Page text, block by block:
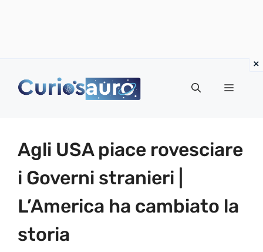
Menu
Agli USA piace rovesciare
i Governi stranieri |
L’America ha cambiato la
storia